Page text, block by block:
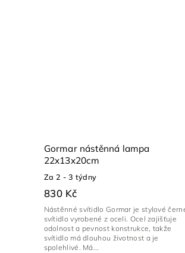
Gormar nástěnná lampa
22x13x20cm
Za 2 - 3 týdny
830 Kč
Nástěnné svítidlo Gormar je stylové
svítidlo vyrobené z oceli. Ocel zajišťuje
odolnost a pevnost konstrukce, takže
svítidlo má dlouhou životnost a je
spolehlivé. Má...